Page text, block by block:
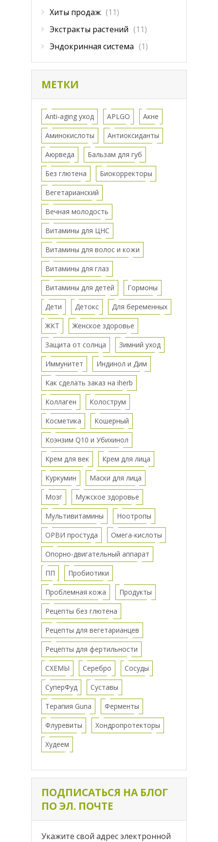
Хиты продаж (11)
Экстракты растений (11)
Эндокринная система (1)
МЕТКИ
Anti-aging уход APLGO Акне
Аминокислоты Антиоксиданты
Аюрведа Бальзам для губ
Без глютена Биокорректоры
Вегетарианский
Вечная молодость
Витамины для ЦНС
Витамины для волос и кожи
Витамины для глаз
Витамины для детей Гормоны
Дети Детокс Для беременных
ЖКТ Женское здоровье
Защита от солнца Зимний уход
Иммунитет Индинол и Дим
Как сделать заказ на iherb
Коллаген Колострум
Косметика Кошерный
Коэнзим Q10 и Убихинол
Крем для век Крем для лица
Куркумин Маски для лица
Мозг Мужское здоровье
Мультивитамины Ноотропы
ОРВИ простуда Омега-кислоты
Опорно-двигательный аппарат
ПП Пробиотики
Проблемная кожа Продукты
Рецепты без глютена
Рецепты для вегетарианцев
Рецепты для фертильности
СХЕМЫ Серебро Сосуды
СуперФуд Суставы
Терапия Guna Ферменты
Флуревиты Хондропротекторы
Худеем
ПОДПИСАТЬСЯ НА БЛОГ
ПО ЭЛ. ПОЧТЕ
Укажите свой адрес электронной